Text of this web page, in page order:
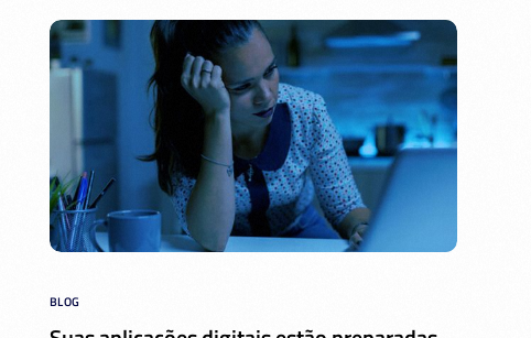
BLOG